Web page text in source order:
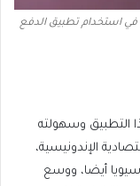
في استخدام تطبيق الدفع
التطبيق وسهولته
الإندونيسية،
أيضا، ووسع